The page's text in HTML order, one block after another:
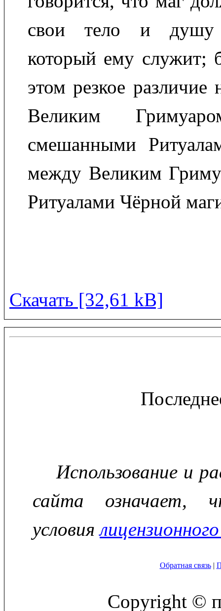
свои тело и душу
который ему служит;
этом резкое
Великим
смешанными
между Великим
Ритуалами Чёрной
Скачать [32,61 kB]
Использование и
сайта означает,
условия
Обратная связь|
Copyright ©